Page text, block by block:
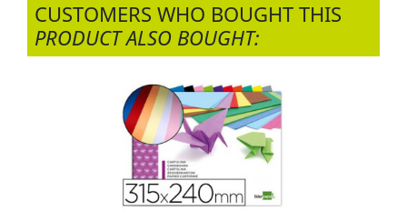
CUSTOMERS WHO BOUGHT THIS
PRODUCT ALSO BOUGHT: